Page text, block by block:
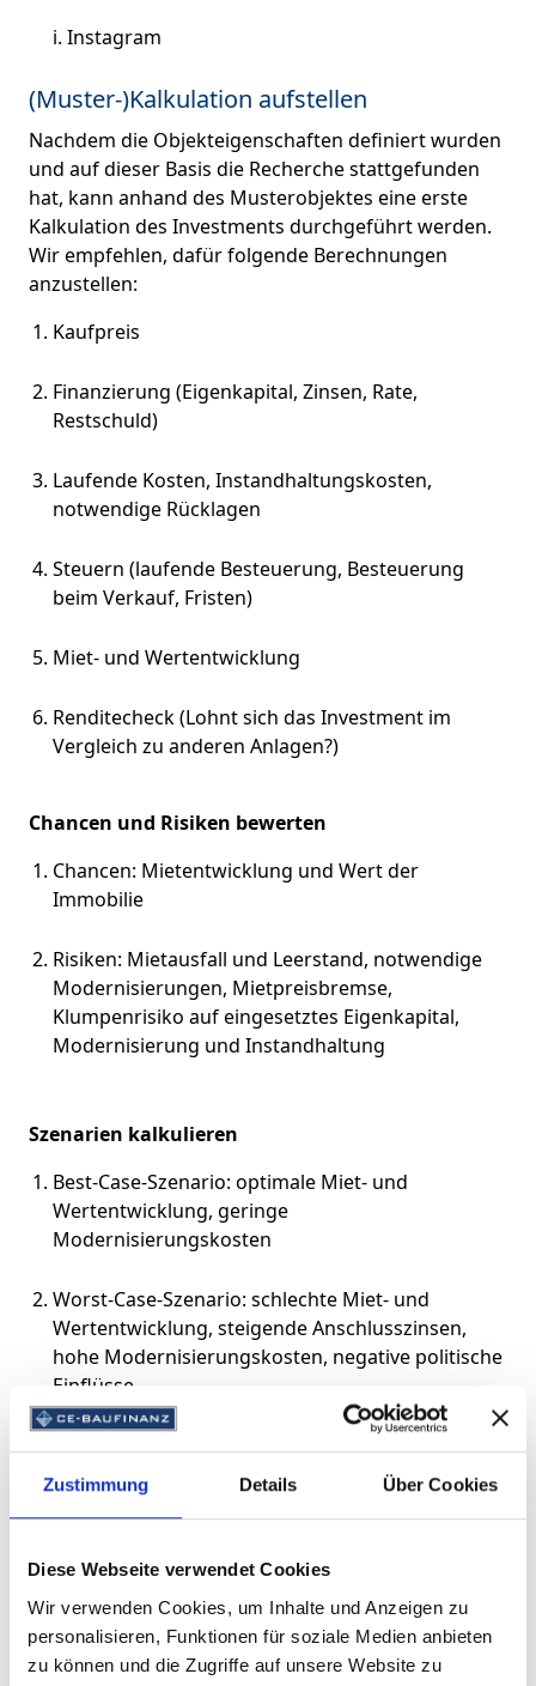
Zustimmung Details Über Cookies
Diese Webseite verwendet Cookies
Wir verwenden Cookies, um Inhalte und Anzeigen zu
personalisieren, Funktionen für soziale Medien anbieten
zu können und die Zugriffe auf unsere Website zu
Instagram
(Muster-)Kalkulation aufstellen
Nachdem die Objekteigenschaften definiert wurden
und auf dieser Basis die Recherche stattgefunden
hat, kann anhand des Musterobjektes eine erste
Kalkulation des Investments durchgeführt werden.
Wir empfehlen, dafür folgende Berechnungen
anzustellen:
Kaufpreis
Finanzierung (Eigenkapital, Zinsen, Rate,
Restschuld)
Laufende Kosten, Instandhaltungskosten,
notwendige Rücklagen
Steuern (laufende Besteuerung, Besteuerung
beim Verkauf, Fristen)
Miet- und Wertentwicklung
Renditecheck (Lohnt sich das Investment im
Vergleich zu anderen Anlagen?)
Chancen und Risiken bewerten
Chancen: Mietentwicklung und Wert der
Immobilie
Risiken: Mietausfall und Leerstand, notwendige
Modernisierungen, Mietpreisbremse,
Klumpenrisiko auf eingesetztes Eigenkapital,
Modernisierung und Instandhaltung
Szenarien kalkulieren
Best-Case-Szenario: optimale Miet- und
Wertentwicklung, geringe
Modernisierungskosten
Worst-Case-Szenario: schlechte Miet- und
Wertentwicklung, steigende Anschlusszinsen,
hohe Modernisierungskosten, negative politische
Einflüsse
Unsere Erfahrung zeigt ganz klar, dass es für jeden
Interessenten sinnvoll ist, sich intensiv mit den zuvor
genannten Aspekten zu beschäftigen und anhand
Fall einmal durchzuspielen.
Für die Profis geht es schneller